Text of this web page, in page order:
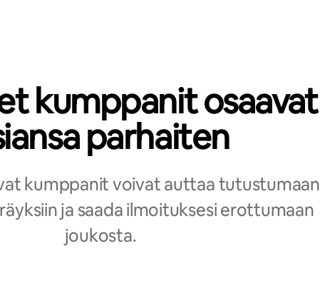
kumppanit osaavat
parhaiten
kumppanit voivat auttaa tutustumaan
ja saada ilmoituksesi erottumaan
joukosta.